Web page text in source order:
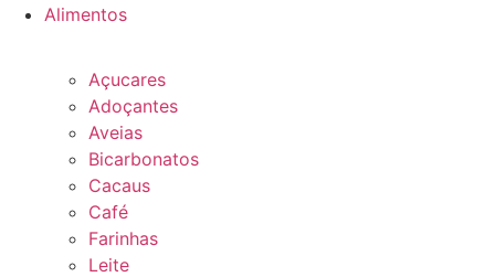
Alimentos
Açucares
Adoçantes
Aveias
Bicarbonatos
Cacaus
Café
Farinhas
Leite